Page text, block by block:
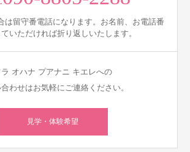
は留守番電話になります。お名前、お電話番
いただければ折り返しいたします。
ラ オハナ プアナニ キエレへの
わせはお気軽にご連絡ください。
見学・体験希望